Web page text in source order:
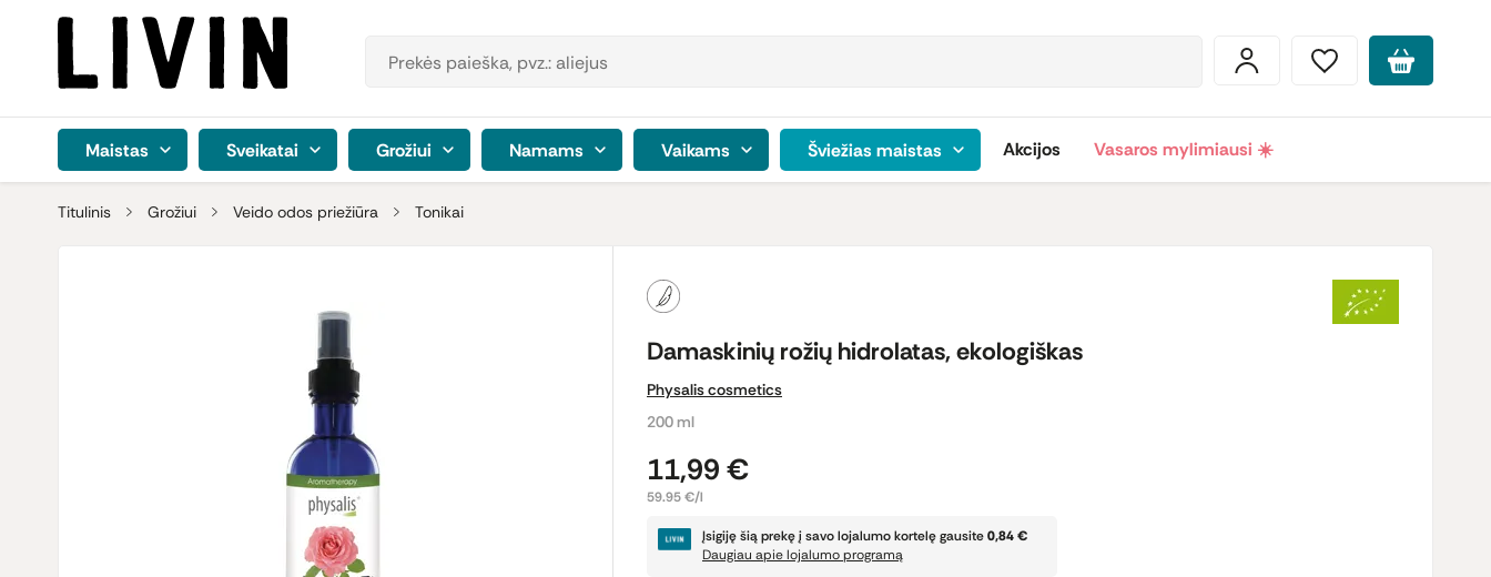
Maistas Sveikatai Grožiui Namams Vaikams Šviežias maistas Akcijos Vasaros mylimiausi ☀️
Titulinis Grožiui Veido odos priežiūra Tonikai
Damaskinių rožių hidrolatas, ekologiškas
Physalis cosmetics
200 ml
11,99 €
59.95 €/l
Įsigiję šią prekę į savo lojalumo kortelę gausite0,84 €
Daugiau apie lojalumo programą